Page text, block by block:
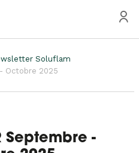
Soluflam
Octobre 2025
Septembre -